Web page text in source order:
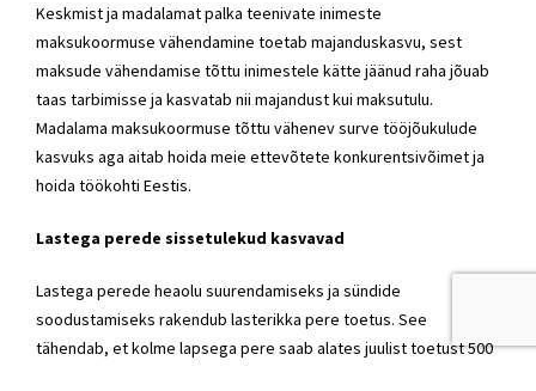
Keskmist ja madalamat palka teenivate inimeste
maksukoormuse vähendamine toetab majanduskasvu, sest
maksude vähendamise tõttu inimestele kätte jäänud raha jõuab
taas tarbimisse ja kasvatab nii majandust kui maksutulu.
Madalama maksukoormuse tõttu vähenev surve tööjõukulude
kasvuks aga aitab hoida meie ettevõtete konkurentsivõimet ja
hoida töökohti Eestis.
Lastega perede sissetulekud kasvavad
Lastega perede heaolu suurendamiseks ja sündide
soodustamiseks rakendub lasterikka pere toetus. See
tähendab, et kolme lapsega pere saab alates juulist toetust 500